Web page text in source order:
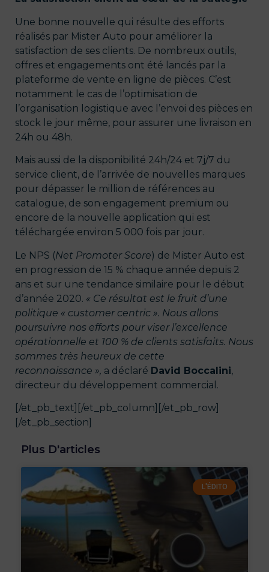
Une bonne nouvelle qui résulte des efforts
réalisés par Mister Auto pour améliorer la
satisfaction de ses clients. De nombreux outils,
offres et engagements ont été lancés par la
plateforme de vente en ligne de pièces. C’est
notamment le cas de l’optimisation de
l’organisation logistique avec l’envoi des pièces en
stock le jour même, pour assurer une livraison en
24h ou 48h.
Mais aussi de la disponibilité 24h/24 et 7j/7 du
service client, de l’arrivée de nouvelles marques
pour dépasser le million de références au
catalogue, de son engagement premium ou
encore de la nouvelle application qui est
téléchargée environ 5 000 fois par jour.
Le NPS (Net Promoter Score) de Mister Auto est
en progression de 15 % chaque année depuis 2
ans et sur une tendance similaire pour le début
d’année 2020. « Ce résultat est le fruit d’une
politique « customer centric ». Nous allons
poursuivre nos efforts pour viser l’excellence
opérationnelle et 100 % de clients satisfaits. Nous
sommes très heureux de cette
reconnaissance », a déclaré David Boccalini,
directeur du développement commercial.
[/et_pb_text][/et_pb_column][/et_pb_row]
[/et_pb_section]
Plus D'articles
L'ÉDITO